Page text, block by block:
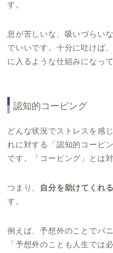
す。
息が苦しいな、吸いづらい
でいいです。十分に吐けば
に入るような仕組みになって
認知的コーピング
どんな状況でストレスを感
れに対する「認知的コーピ
です。「コーピング」とは対
つまり、 自分を助けてくれ
す。
例えば、予想外のことでパ
「予想外のことも人生では